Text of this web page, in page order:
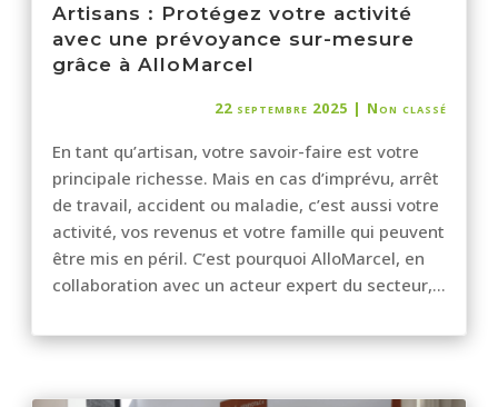
Artisans : Protégez votre activité
avec une prévoyance sur-mesure
grâce à AlloMarcel
22 septembre 2025 | Non classé
En tant qu’artisan, votre savoir-faire est votre
principale richesse. Mais en cas d’imprévu, arrêt
de travail, accident ou maladie, c’est aussi votre
activité, vos revenus et votre famille qui peuvent
être mis en péril. C’est pourquoi AlloMarcel, en
collaboration avec un acteur expert du secteur,...